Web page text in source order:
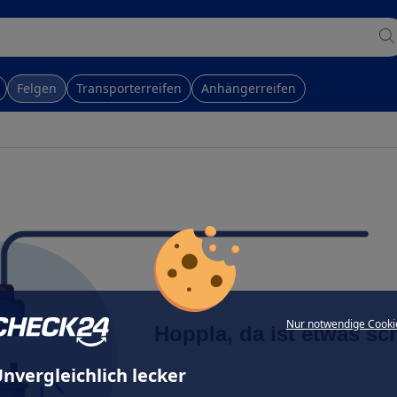
Nur notwendige
lecker
Felgen Transporterreifen Anhängerreifen
Hoppla, da ist etwas